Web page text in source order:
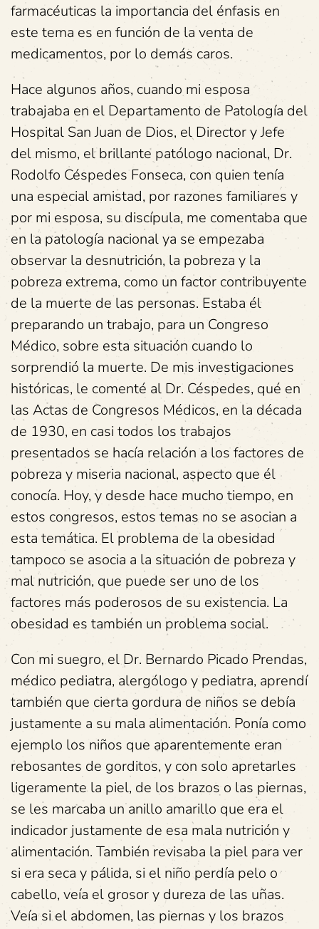
farmacéuticas la importancia del énfasis en
este tema es en función de la venta de
medicamentos, por lo demás caros.
Hace algunos años, cuando mi esposa
trabajaba en el Departamento de Patología del
Hospital San Juan de Dios, el Director y Jefe
del mismo, el brillante patólogo nacional, Dr.
Rodolfo Céspedes Fonseca, con quien tenía
una especial amistad, por razones familiares y
por mi esposa, su discípula, me comentaba que
en la patología nacional ya se empezaba
observar la desnutrición, la pobreza y la
pobreza extrema, como un factor contribuyente
de la muerte de las personas. Estaba él
preparando un trabajo, para un Congreso
Médico, sobre esta situación cuando lo
sorprendió la muerte. De mis investigaciones
históricas, le comenté al Dr. Céspedes, qué en
las Actas de Congresos Médicos, en la década
de 1930, en casi todos los trabajos
presentados se hacía relación a los factores de
pobreza y miseria nacional, aspecto que él
conocía. Hoy, y desde hace mucho tiempo, en
estos congresos, estos temas no se asocian a
esta temática. El problema de la obesidad
tampoco se asocia a la situación de pobreza y
mal nutrición, que puede ser uno de los
factores más poderosos de su existencia. La
obesidad es también un problema social.
Con mi suegro, el Dr. Bernardo Picado Prendas,
médico pediatra, alergólogo y pediatra, aprendí
también que cierta gordura de niños se debía
justamente a su mala alimentación. Ponía como
ejemplo los niños que aparentemente eran
rebosantes de gorditos, y con solo apretarles
ligeramente la piel, de los brazos o las piernas,
se les marcaba un anillo amarillo que era el
indicador justamente de esa mala nutrición y
alimentación. También revisaba la piel para ver
si era seca y pálida, si el niño perdía pelo o
cabello, veía el grosor y dureza de las uñas.
Veía si el abdomen, las piernas y los brazos